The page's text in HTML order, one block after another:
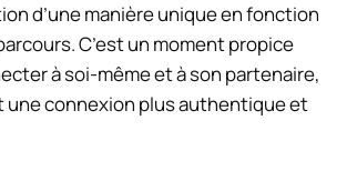
d’une manière unique en fonction
C’est un moment propice
à soi-même et à son partenaire,
une connexion plus authentique et